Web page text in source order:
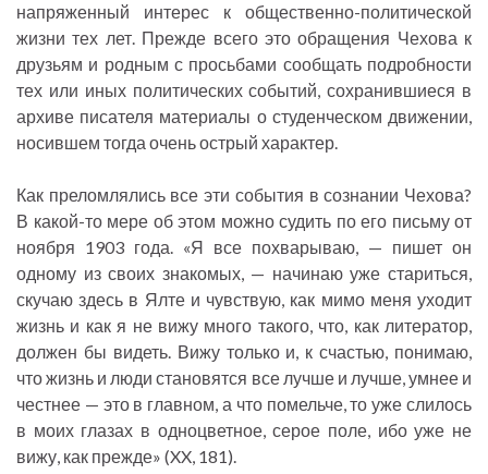
напряженный интерес к общественно-политической
жизни тех лет. Прежде всего это обращения Чехова к
друзьям и родным с просьбами сообщать подробности
тех или иных политических событий, сохранившиеся в
архиве писателя материалы о студенческом движении,
носившем тогда очень острый характер.
Как преломлялись все эти события в сознании Чехова?
В какой-то мере об этом можно судить по его письму от
ноября 1903 года. «Я все похварываю, — пишет он
одному из своих знакомых, — начинаю уже стариться,
скучаю здесь в Ялте и чувствую, как мимо меня уходит
жизнь и как я не вижу много такого, что, как литератор,
должен бы видеть. Вижу только и, к счастью, понимаю,
что жизнь и люди становятся все лучше и лучше, умнее и
честнее — это в главном, а что помельче, то уже слилось
в моих глазах в одноцветное, серое поле, ибо уже не
вижу, как прежде» (XX, 181).